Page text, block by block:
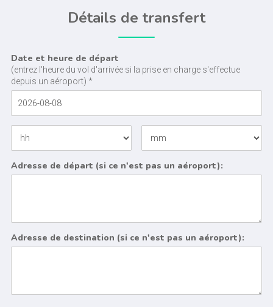
Détails de transfert
Date et heure de départ
(entrez l'heure du vol d'arrivée si la prise en charge s'effectue
depuis un aéroport) *
Adresse de départ (si ce n'est pas un aéroport):
Adresse de destination (si ce n'est pas un aéroport):